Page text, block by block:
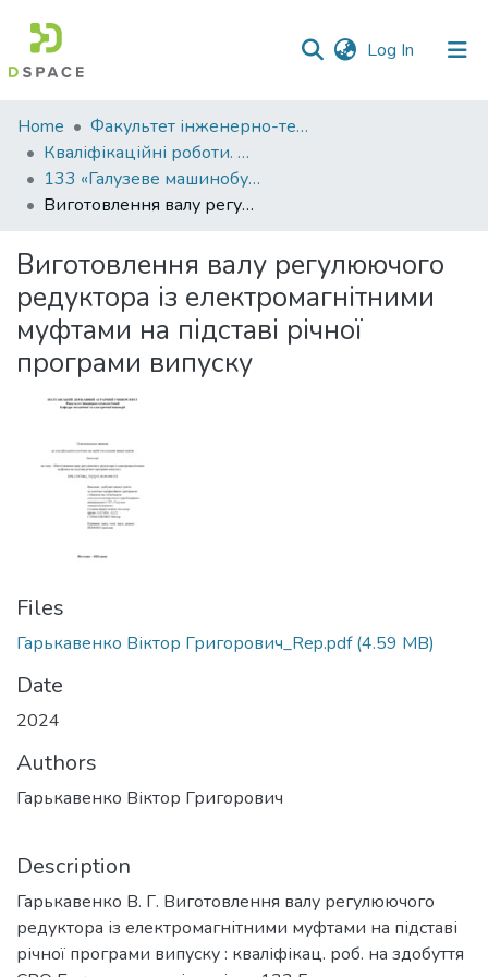
Log In (current)
Communities
&
Collections
Statistics
Home
Факультет інженерно-технологічний
Кваліфікаційні роботи. Факультет інженерно-технологічний
133 «Галузеве машинобудування» - Бакалаври 2023-2024
Виготовлення валу регулюючого редуктора із електромагнітними муфтами на підставі річної програми випуску
Виготовлення валу регулюючого
редуктора із електромагнітними
муфтами на підставі річної
програми випуску
Files
Гарькавенко Віктор Григорович_Rep.pdf(4.59 MB)
Date
2024
Authors
Гарькавенко Віктор Григорович
Description
Гарькавенко В. Г. Виготовлення валу регулюючого
редуктора із електромагнітними муфтами на підставі
річної програми випуску : кваліфікац. роб. на здобуття